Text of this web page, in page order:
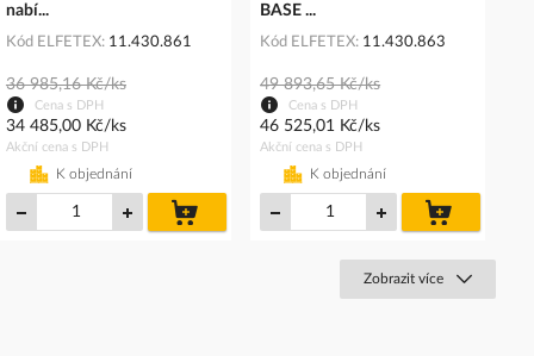
nabí...
Kód ELFETEX 11.430.861
Cena s DPH
36 985,16 Kč/ks
Akční cena s DPH
34 485,00 Kč/ks
K objednání
košíku
BASE ...
Kód ELFETEX 11.430.863
Cena s DPH
49 893,65 Kč/ks
Akční cena s DPH
46 525,01 Kč/ks
K objednání
košíku
Zobrazit více